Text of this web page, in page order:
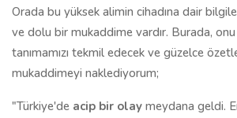
Orada bu yüksek alimin cihadına dair
ve dolu bir mukaddime vardır. Burada,
tanımamızı tekmil edecek ve güzelce
mukaddimeyi naklediyorum;
"Türkiye'de acip bir olay meydana geldi.